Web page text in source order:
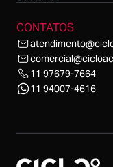
CONTATOS
11 97679-7664
11 94007-4616